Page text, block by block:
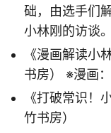
础，由选手们
小林刚的访谈。
《漫画解读小
书房） ※漫画
《打破常识！
竹书房）